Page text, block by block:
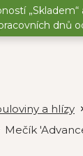
„Skladem“
dnů
a hlízy
Mečík